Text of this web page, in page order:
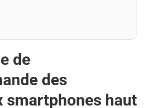
de
des
smartphones haut